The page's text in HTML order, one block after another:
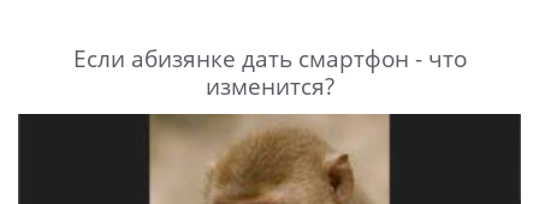
Если абизянке дать смартфон - что
изменится?